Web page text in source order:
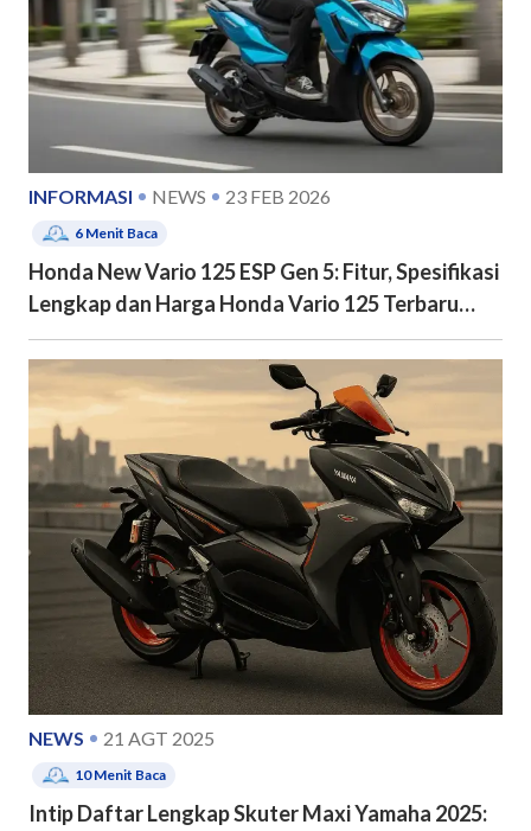
INFORMASI NEWS 23 FEB 2026
6 Menit Baca
Honda New Vario 125 ESP Gen 5: Fitur, Spesifikasi
Lengkap dan Harga Honda Vario 125 Terbaru
2026
NEWS 21 AGT 2025
10Menit Baca
Intip Daftar Lengkap Skuter Maxi Yamaha 2025: